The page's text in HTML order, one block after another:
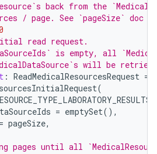
back from the
/ page. See `pageSize`
read request.
is empty, all
will be
: ReadMedicalResourcesRequest =
(
= emptySet(),
= pageSize,
pages until all